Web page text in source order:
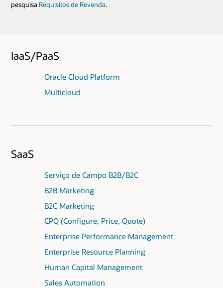
pesquisa Requisitos de Revenda.
IaaS/PaaS
Oracle Cloud Platform
Multicloud
SaaS
Serviço de Campo B2B/B2C
B2B Marketing
B2C Marketing
CPQ (Configure, Price, Quote)
Enterprise Performance Management
Enterprise Resource Planning
Human Capital Management
Sales Automation